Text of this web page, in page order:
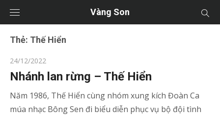
Vàng Son
Thẻ: Thế Hiển
Posted
on
24/12/2022
Nhánh lan rừng – Thế Hiển
Năm 1986, Thế Hiển cùng nhóm xung kích Đoàn Ca
múa nhạc Bông Sen đi biểu diễn phục vụ bộ đội tình